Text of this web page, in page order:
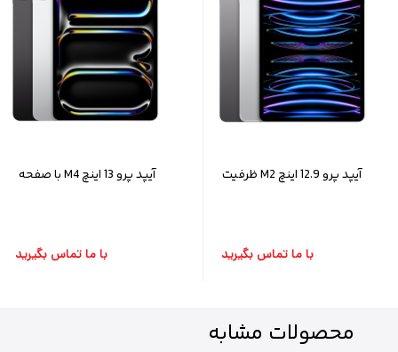
آیپد پرو 12.9 اینچ M2 ظرفیت
با ما تماس بگیرید
آیپد پرو 13 اینچ M4 با صفحه
با ما تماس بگیرید
محصولات مشابه